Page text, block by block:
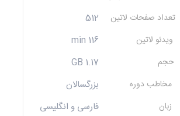
تعداد صفحات لاتین 512
ویدئو لاتین 116 min
حجم 1.17 GB
مخاطب دوره بزرگسالان
زبان فارسی و انگلیسی